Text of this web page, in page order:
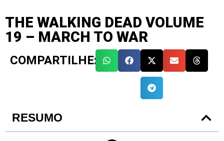
THE WALKING DEAD VOLUME
19 – MARCH TO WAR
COMPARTILHE:
RESUMO